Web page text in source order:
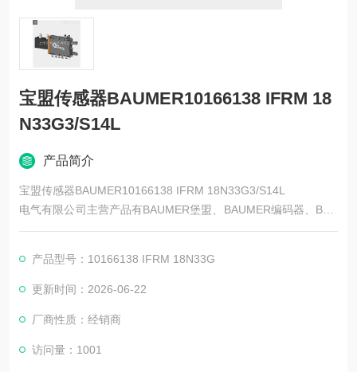
宝盟传感器BAUMER10166138 IFRM 18
N33G3/S14L
产品简介
宝盟传感器BAUMER10166138 IFRM 18N33G3/S14L
电气有限公司主营产品有BAUMER堡盟、BAUMER编码器、BAU
MER传感器、BAUMER控制器、BAUMER联轴器、BAUMER激
ER限位开关、BAUMER放大器、BAUMER变送器、BAUMER安
全栅等。
产品型号：10166138 IFRM 18N33G
更新时间：2026-06-22
厂商性质：经销商
访问量：1001